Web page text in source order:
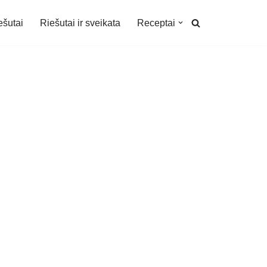
Riešutai ir sveikata Receptai